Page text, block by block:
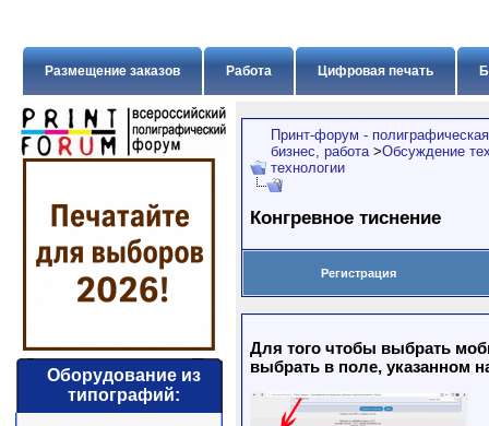
Цифровая печать
Работа
Размещение заказов
Оборудование из
типографий:
Принт-форум -
бизнес, работа >Обсуждение
технологии
Конгревное тиснение
Регистрация
Для того чтобы выбрать
выбрать в поле, указанном